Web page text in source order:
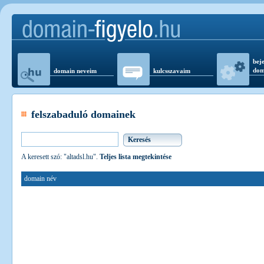
domain neveim kulcsszavaim
felszabaduló domainek
A keresett szó: "altadsl.hu". Teljes lista megtekintése
domain név